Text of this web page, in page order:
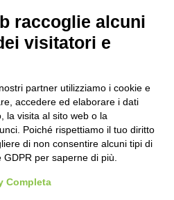
(€):raccoglie alcuni
visitatori e
partner utilizziamo i cookie e
accedere ed elaborare i dati
la visita al sito web o la
Poiché rispettiamo il tuo diritto
di non consentire alcuni tipi di
per saperne di più.
Completa